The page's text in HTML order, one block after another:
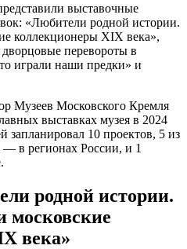
выставочные
«Любители родной истории.
коллекционеры XIX века»,
перевороты в
играли наши предки» и
Музеев Московского Кремля
выставках музея в 2024
запланировал 10 проектов, 5 из
в регионах России, и 1
родной истории.
московские
века»